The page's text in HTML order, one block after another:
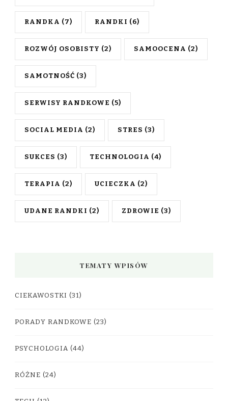
RANDKA (7) RANDKI (6)
ROZWÓJ OSOBISTY (2) SAMOOCENA (2)
SAMOTNOŚĆ (3)
SERWISY RANDKOWE (5)
SOCIAL MEDIA (2) STRES (3)
SUKCES (3) TECHNOLOGIA (4)
TERAPIA (2) UCIECZKA (2)
UDANE RANDKI (2) ZDROWIE (3)
TEMATY WPISÓW
CIEKAWOSTKI (31)
PORADY RANDKOWE (23)
PSYCHOLOGIA (44)
RÓŻNE (24)